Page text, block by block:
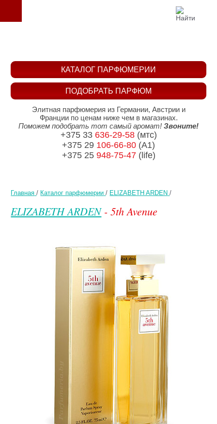
Главная / Каталог парфюмерии / ELIZABETH ARDEN /
ELIZABETH ARDEN- 5th Avenue
ПОДОБРАТЬ ПАРФЮМ
КАТАЛОГ ПАРФЮМЕРИИ
Элитная парфюмерия из Германии, Австрии и
Франции по ценам ниже чем в магазинах.
Поможем подобрать тот самый аромат! Звоните!
+375 33 636-29-58(мтс)
+375 29 106-66-80 (A1)
+375 25 948-75-47(life)